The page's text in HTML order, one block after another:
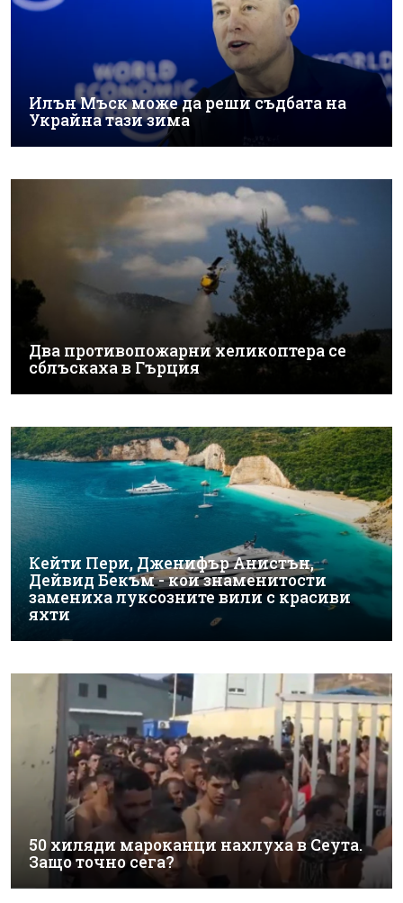
Илън Мъск може да реши съдбата на
Украйна тази зима
Два противопожарни хеликоптера се
сблъскаха в Гърция
Кейти Пери, Дженифър Анистън,
Дейвид Бекъм - кои знаменитости
замениха луксозните вили с красиви
яхти
50 хиляди мароканци нахлуха в Сеута.
Защо точно сега?